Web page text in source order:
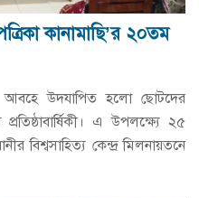
কানামাছি’র ২০তম
উদযাপিত হলো ছোটদের
এ উপলক্ষ্যে ২৫
বিশ্বসাহিত্য কেন্দ্র মিলনায়তনে